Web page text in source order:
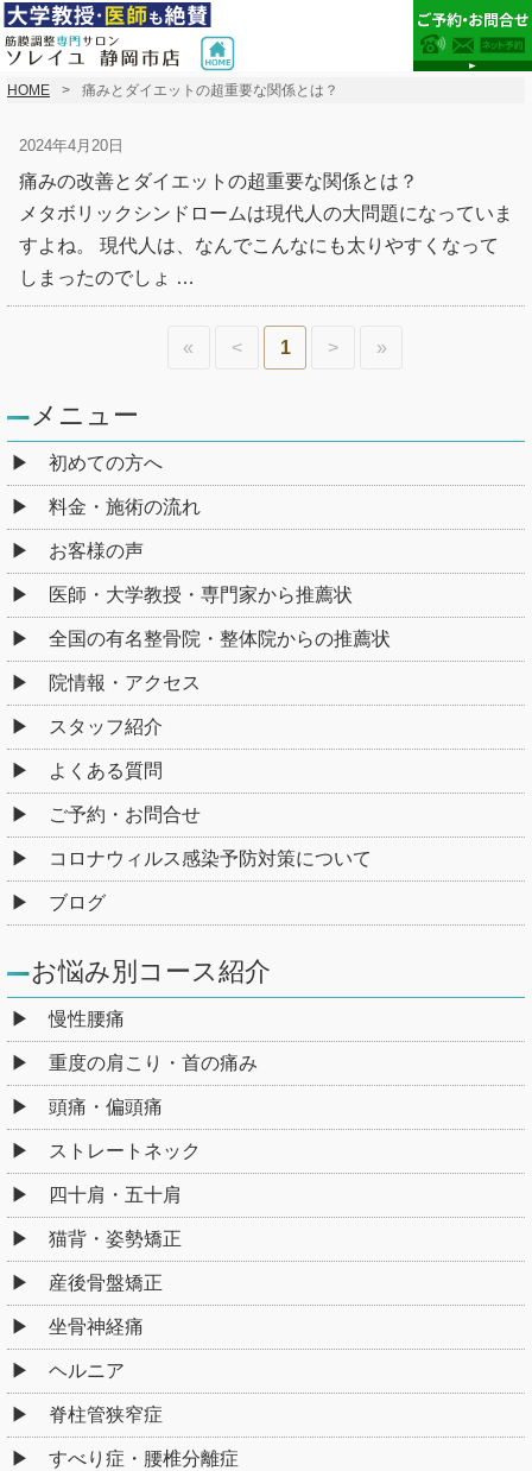
HOME 痛みとダイエットの超重要な関係とは？
2024年4月20日
痛みの改善とダイエットの超重要な関係とは？
メタボリックシンドロームは現代人の大問題になっていま
すよね。 現代人は、なんでこんなにも太りやすくなって
しまったのでしょ …
« < 1 > »
メニュー
初めての方へ
料金・施術の流れ
お客様の声
医師・大学教授・専門家から推薦状
全国の有名整骨院・整体院からの推薦状
院情報・アクセス
スタッフ紹介
よくある質問
ご予約・お問合せ
コロナウィルス感染予防対策について
ブログ
お悩み別コース紹介
慢性腰痛
重度の肩こり・首の痛み
頭痛・偏頭痛
ストレートネック
四十肩・五十肩
猫背・姿勢矯正
産後骨盤矯正
坐骨神経痛
ヘルニア
脊柱管狭窄症
すべり症・腰椎分離症